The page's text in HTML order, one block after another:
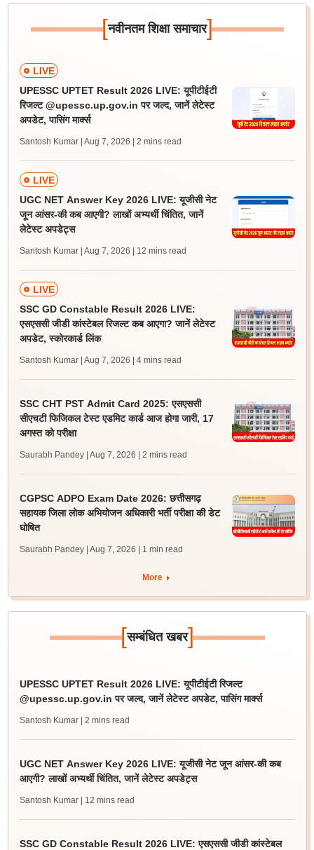
[नवीनतम शिक्षा समाचार]
LIVE
UPESSC UPTET Result 2026 LIVE: यूपीटीईटी
रिजल्ट @upessc.up.gov.in पर जल्द, जानें लेटेस्ट
अपडेट, पासिंग मार्क्स
Santosh Kumar | Aug 7, 2026 | 2 mins read
LIVE
UGC NET Answer Key 2026 LIVE: यूजीसी नेट
जून आंसर-की कब आएगी? लाखों अभ्यर्थी चिंतित, जानें
लेटेस्ट अपडेट्स
Santosh Kumar | Aug 7, 2026 | 12 mins read
LIVE
SSC GD Constable Result 2026 LIVE:
एसएससी जीडी कांस्टेबल रिजल्ट कब आएगा? जानें लेटेस्ट
अपडेट, स्कोरकार्ड लिंक
Santosh Kumar | Aug 7, 2026 | 4 mins read
SSC CHT PST Admit Card 2025: एसएससी
सीएचटी फिजिकल टेस्ट एडमिट कार्ड आज होगा जारी, 17
अगस्त को परीक्षा
Saurabh Pandey | Aug 7, 2026 | 2 mins read
CGPSC ADPO Exam Date 2026: छत्तीसगढ़
सहायक जिला लोक अभियोजन अधिकारी भर्ती परीक्षा की डेट
घोषित
Saurabh Pandey | Aug 7, 2026 | 1 min read
More
[सम्बंधित खबर]
UPESSC UPTET Result 2026 LIVE: यूपीटीईटी रिजल्ट
@upessc.up.gov.in पर जल्द, जानें लेटेस्ट अपडेट, पासिंग मार्क्स
Santosh Kumar | 2 mins read
UGC NET Answer Key 2026 LIVE: यूजीसी नेट जून आंसर-की कब
आएगी? लाखों अभ्यर्थी चिंतित, जानें लेटेस्ट अपडेट्स
Santosh Kumar | 12 mins read
SSC GD Constable Result 2026 LIVE: एसएससी जीडी कांस्टेबल